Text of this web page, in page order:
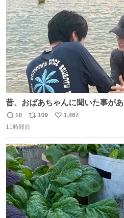
数
昔、おばあちゃんに聞いた事があるよ。 「カイ
じめると、アイツが海から上が
返
信
10
リ
ポ
ト
数
109
い
数
1,467
11時間前